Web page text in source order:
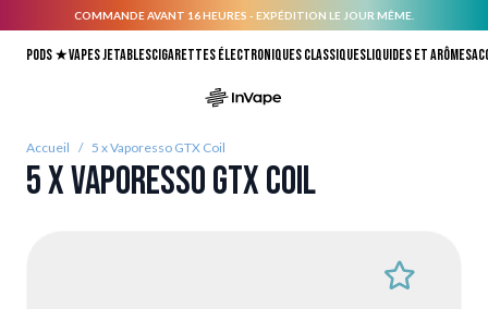
COMMANDE AVANT 16 HEURES - EXPÉDITION LE JOUR MÊME.
Pods ★Vapes jetablesCigarettes électroniques classiquesLiquides et arômes
Accueil / 5 x Vaporesso GTX Coil
5 x Vaporesso GTX Coil